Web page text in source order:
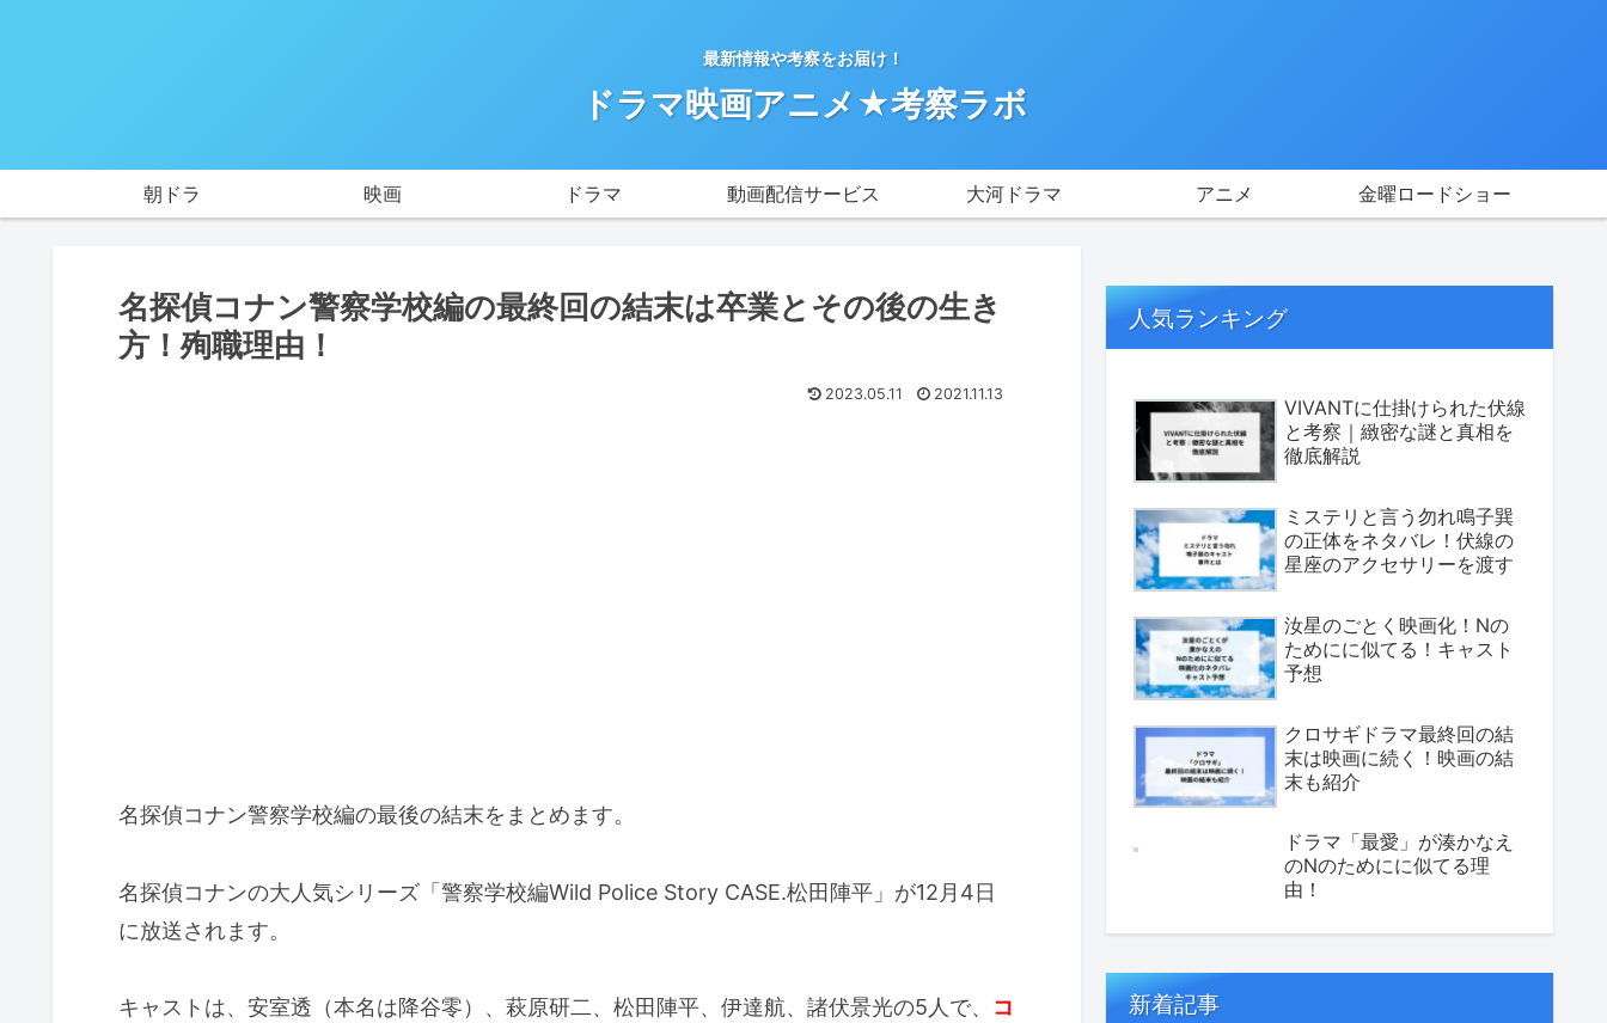
最新情報や考察をお届け！
ドラマ映画アニメ★考察ラボ
朝ドラ 映画 ドラマ 動画配信サービス 大河ドラマ アニメ 金曜ロードショー
名探偵コナン警察学校編の最終回の結末は卒業とその後の生き
方！殉職理由！
2023.05.11 2021.11.13
名探偵コナン警察学校編の最後の結末をまとめます。
名探偵コナンの大人気シリーズ「警察学校編Wild Police Story CASE.松田陣平」が12月4日
に放送されます。
キャストは、安室透（本名は降谷零）、萩原研二、松田陣平、伊達航、諸伏景光の5人で、 コ
人気ランキング
VIVANTに仕掛けられた伏線
と考察｜緻密な謎と真相を
徹底解説
ミステリと言う勿れ鳴子巽
の正体をネタバレ！伏線の
星座のアクセサリーを渡す
汝星のごとく映画化！Nの
ためにに似てる！キャスト
予想
クロサギドラマ最終回の結
末は映画に続く！映画の結
末も紹介
ドラマ「最愛」が湊かなえ
のNのためにに似てる理
由！
新着記事